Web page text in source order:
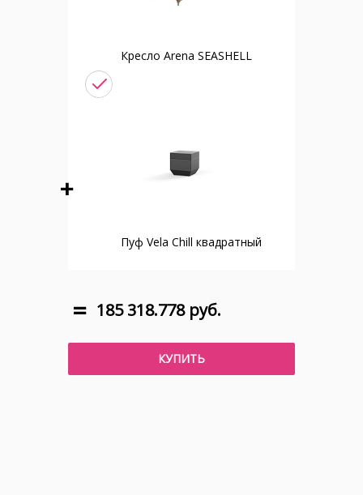
Кресло Arena SEASHELL
Пуф Vela Chill квадратный
185 318.778 руб.
КУПИТЬ